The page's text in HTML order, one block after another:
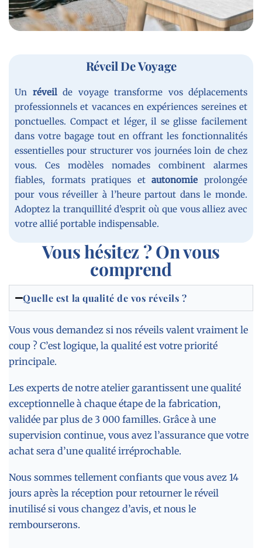
Réveil De Voyage
Un réveilde voyage transforme vos déplacements
professionnels et vacances en expériences sereines et
ponctuelles. Compact et léger, il se glisse facilement
dans votre bagage tout en offrant les fonctionnalités
essentielles pour structurer vos journées loin de chez
vous. Ces modèles nomades combinent alarmes
fiables, formats pratiques etautonomie prolongée
pour vous réveiller à l’heure partout dans le monde.
Adoptez la tranquillité d’esprit où que vous alliez avec
votre allié portable indispensable.
Vous hésitez ? On vous
comprend
Quelle est la qualité de vos réveils ?
Vous vous demandez si nos réveils valent vraiment le
coup ? C’est logique, la qualité est votre priorité
principale.
Les experts de notre atelier garantissent une qualité
exceptionnelle à chaque étape de la fabrication,
validée par plus de 3 000 familles. Grâce à une
supervision continue, vous avez l’assurance que votre
achat sera d’une qualité irréprochable.
Nous sommes tellement confiants que vous avez 14
jours après la réception pour retourner le réveil
inutilisé si vous changez d’avis, et nous le
rembourserons.